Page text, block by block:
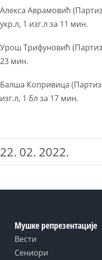
Алекса Аврамовић
укр.л, 1 изг.л за 11 мин.
Урош Трифуновић
23 мин.
Балша Копривица
изг.л, 1 бл за 17 мин.
22. 02. 2022.
Мушке репрезентације
Вести
Сениори